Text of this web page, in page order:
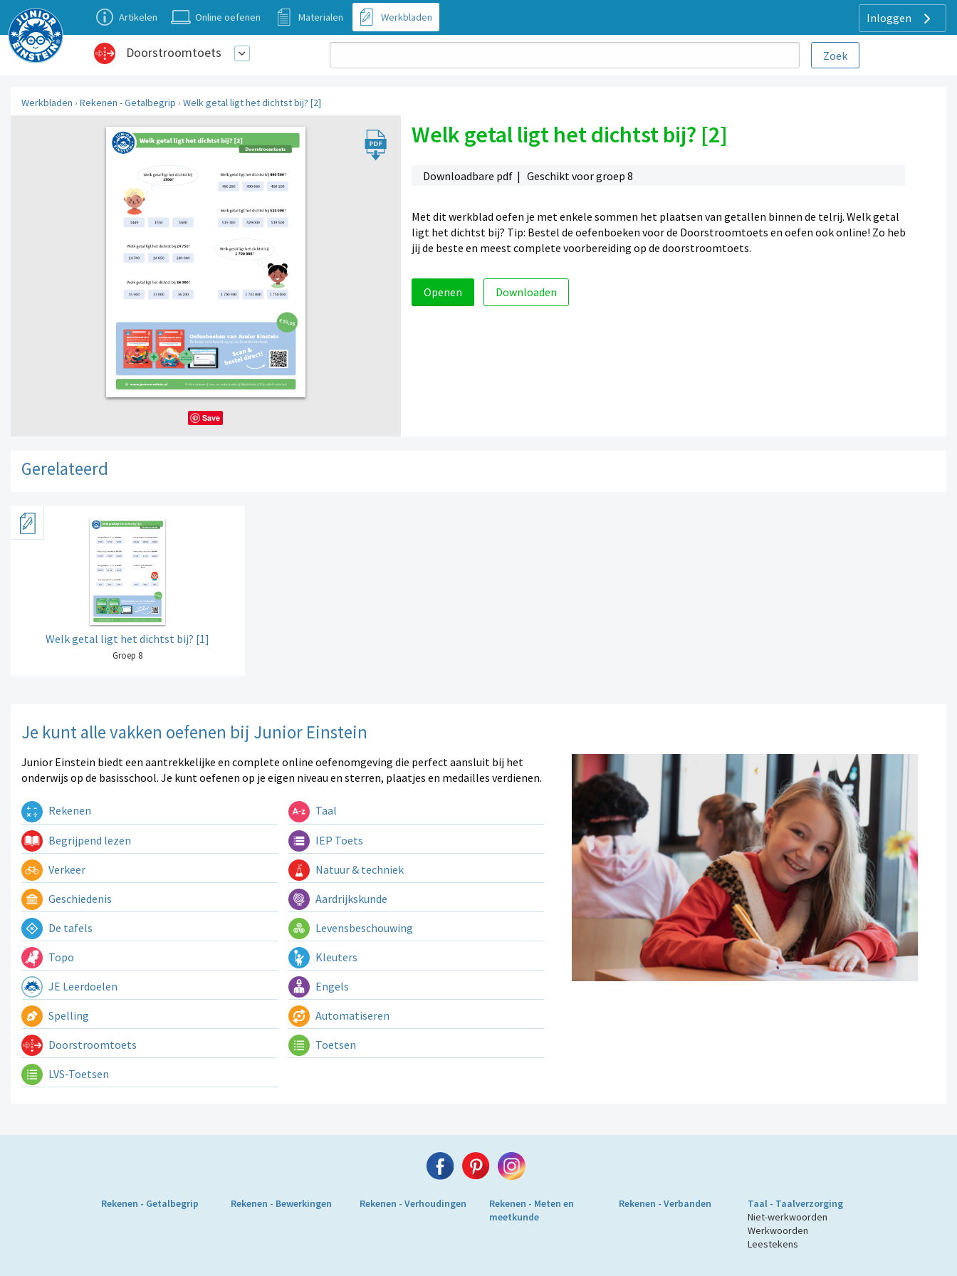
Inloggen
Artikelen Online oefenen Materialen Werkbladen
Doorstroomtoets
Werkbladen › Rekenen - Getalbegrip › Welk getal ligt het dichtst bij? [2]
Welk getal ligt het dichtst bij? [2]
Downloadbare pdf | Geschikt voor groep 8
Met dit werkblad oefen je met enkele sommen het plaatsen van getallen binnen de telrij. Welk getal
ligt het dichtst bij? Tip: Bestel de oefenboeken voor de Doorstroomtoets en oefen ook online! Zo heb
jij de beste en meest complete voorbereiding op de doorstroomtoets.
Openen Downloaden
Save
Gerelateerd
Welk getal ligt het dichtst bij? [1]
Groep 8
Je kunt alle vakken oefenen bij Junior Einstein
Junior Einstein biedt een aantrekkelijke en complete online oefenomgeving die perfect aansluit bij het
onderwijs op de basisschool. Je kunt oefenen op je eigen niveau en sterren, plaatjes en medailles verdienen.
Rekenen Taal
Begrijpend lezen IEP Toets
Verkeer Natuur & techniek
Geschiedenis Aardrijkskunde
De tafels Levensbeschouwing
Topo Kleuters
JE Leerdoelen Engels
Spelling Automatiseren
Doorstroomtoets Toetsen
LVS-Toetsen
Rekenen - Getalbegrip Rekenen - Bewerkingen Rekenen - Verhoudingen
Rekenen - Meten en
meetkunde
Rekenen - Verbanden
Taal - Taalverzorging
Niet-werkwoorden
Werkwoorden
Leestekens